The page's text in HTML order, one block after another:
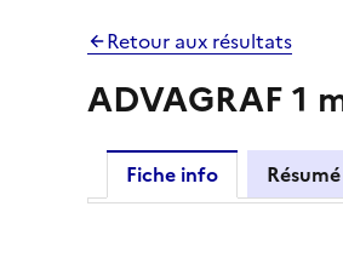
Retour aux résultats
ADVAGRAF 1
Fiche info